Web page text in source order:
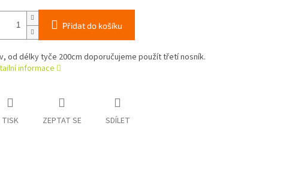
Přidat do košíku
od délky tyče 200cm doporučujeme použít třetí nosník.
informace
TISK ZEPTAT SE SDÍLET